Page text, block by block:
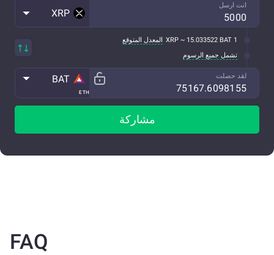
انت ارسل
XRP
1 XRP ~ 15.033522 BAT
المعدل المتوقع
تشمل جميع الرسوم
لقد حصلت
ETH
BAT
مشاركة
FAQ